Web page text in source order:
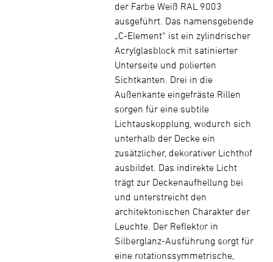
der Farbe Weiß RAL 9003
ausgeführt. Das namensgebende
„C-Element“ ist ein zylindrischer
Acrylglasblock mit satinierter
Unterseite und polierten
Sichtkanten. Drei in die
Außenkante eingefräste Rillen
sorgen für eine subtile
Lichtauskopplung, wodurch sich
unterhalb der Decke ein
zusätzlicher, dekorativer Lichthof
ausbildet. Das indirekte Licht
trägt zur Deckenaufhellung bei
und unterstreicht den
architektonischen Charakter der
Leuchte. Der Reflektor in
Silberglanz-Ausführung sorgt für
eine rotationssymmetrische,